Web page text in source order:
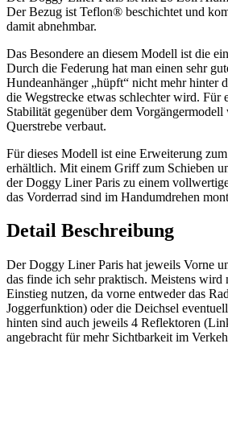
Der Bezug ist Teflon® beschichtet und
damit abnehmbar.
Das Besondere an diesem Modell ist die
Durch die Federung hat man einen sehr
Hundeanhänger „hüpft“ nicht mehr hinter
die Wegstrecke etwas schlechter wird. Für
Stabilität gegenüber dem
Querstrebe verbaut.
Für dieses Modell ist eine Erweiterung zum
erhältlich. Mit einem Griff zum Schieben
der Doggy Liner Paris zu einem
das Vorderrad sind im Handumdrehen
Detail Beschreibung
Der Doggy Liner Paris hat jeweils Vorne
das finde ich sehr praktisch. Meistens wird
Einstieg nutzen, da vorne entweder das
Joggerfunktion) oder die Deichsel
hinten sind auch jeweils 4 Reflektoren
angebracht für mehr Sichtbarkeit im